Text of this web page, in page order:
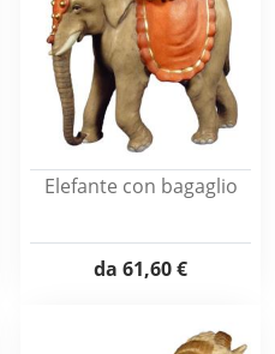
Elefante con bagaglio
da 61,60 €